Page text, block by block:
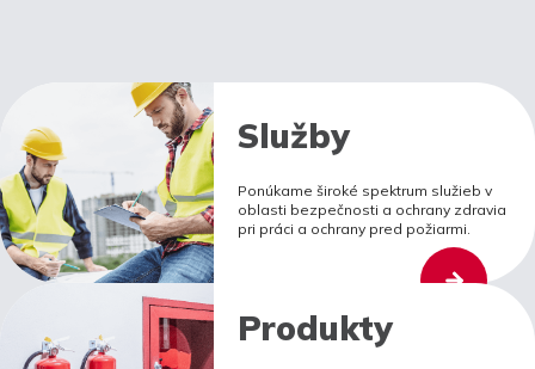
Služby
Ponúkame široké spektrum služieb v
oblasti bezpečnosti a ochrany zdravia
pri práci a ochrany pred požiarmi.
Produkty